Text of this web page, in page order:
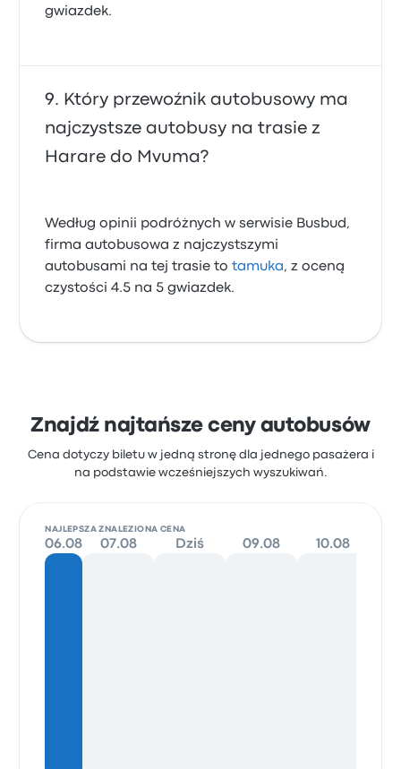
gwiazdek.
Który przewoźnik autobusowy ma
najczystsze autobusy na trasie z
Harare do Mvuma?
Według opinii podróżnych w serwisie Busbud,
firma autobusowa z najczystszymi
autobusami na tej trasie totamuka, z oceną
czystości 4.5 na 5 gwiazdek.
Znajdź najtańsze ceny autobusów
Cena dotyczy biletu w jedną stronę dla jednego pasażera i
na podstawie wcześniejszych wyszukiwań.
NAJLEPSZA ZNALEZIONA CENA
06.08 07.08 Dziś 09.08 10.08